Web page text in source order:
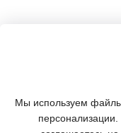
КАТАЛОГ
Мы используем